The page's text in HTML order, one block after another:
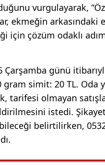
vurgulayarak,
ekmeğin arkasındaki
çözüm odaklı
Çarşamba günü
simit: 20 TL. Oda
tarifesi olmayan
istedi.
belirtilirken,